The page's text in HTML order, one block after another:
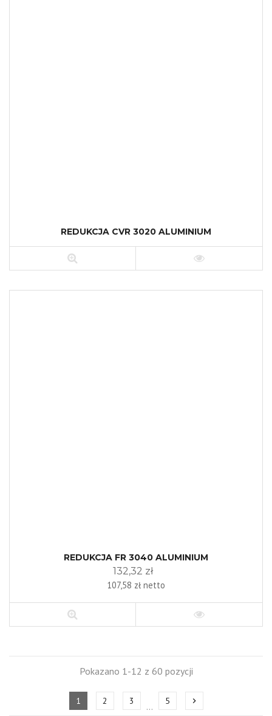
REDUKCJA CVR 3020 ALUMINIUM
REDUKCJA FR 3040 ALUMINIUM
132,32 zł
107,58 zł netto
Pokazano 1-12 z 60 pozycji
1 2 3 … 5 chevron_right